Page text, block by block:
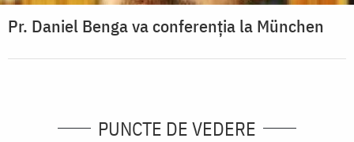
Pr. Daniel Benga va conferenția la München
PUNCTE DE VEDERE